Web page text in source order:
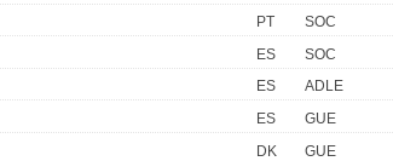
PT
SOC
ES
SOC
ES
ADLE
ES
GUE
DK
GUE